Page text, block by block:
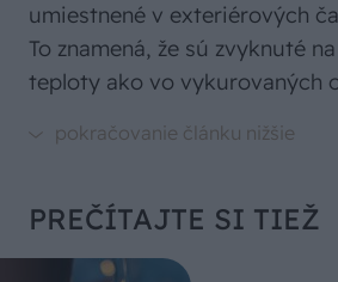
umiestnené v exteriérových
To znamená, že sú zvyknuté
teploty ako vo vykurovaných
PREČÍTAJTE SI TIEŽ